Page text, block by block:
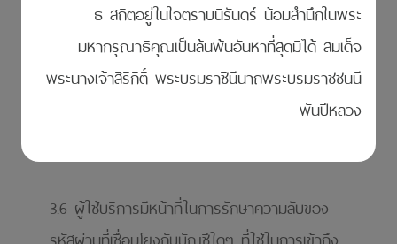
3.5 ผู้ใช้บริการจะไม่ทําสําเนา คัดลอก ทําซ้ำ ขาย
แลกเปลี่ยน หรือขายต่อบริการเพื่อวัตถุประสงค์ใดๆ
เว้นแต่ผู้ใช้บริการจะได้รับอนุญาตจากกรมการค้า
ภายในโดยชัดแจ้งให้ทําเช่นนั้นได้
3.6 ผู้ใช้บริการมีหน้าที่ในการรักษาความลับของ
ธ สถิตอยู่ในใจตราบนิรันดร์ น้อมสำนึกในพระ
มหากรุณาธิคุณเป็นล้นพ้นอันหาที่สุดมิได้ สมเด็จ
พระนางเจ้าสิริกิติ์ พระบรมราชินีนาถพระบรมราชชนนี
พันปีหลวง